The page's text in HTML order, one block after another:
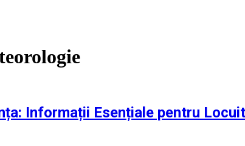
Informații Esențiale pentru